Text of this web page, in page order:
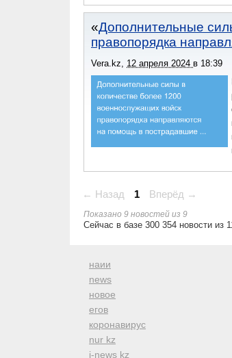
Дополнительные
правопорядка
Vera.kz, 12 апреля 2024 в 18:39
← Назад 1 Вперёд →
Показано 9 новостей из 9
Сейчас в базе 300 354 новости из
наии
news
новое
егов
коронавирус
nur kz
i-news kz